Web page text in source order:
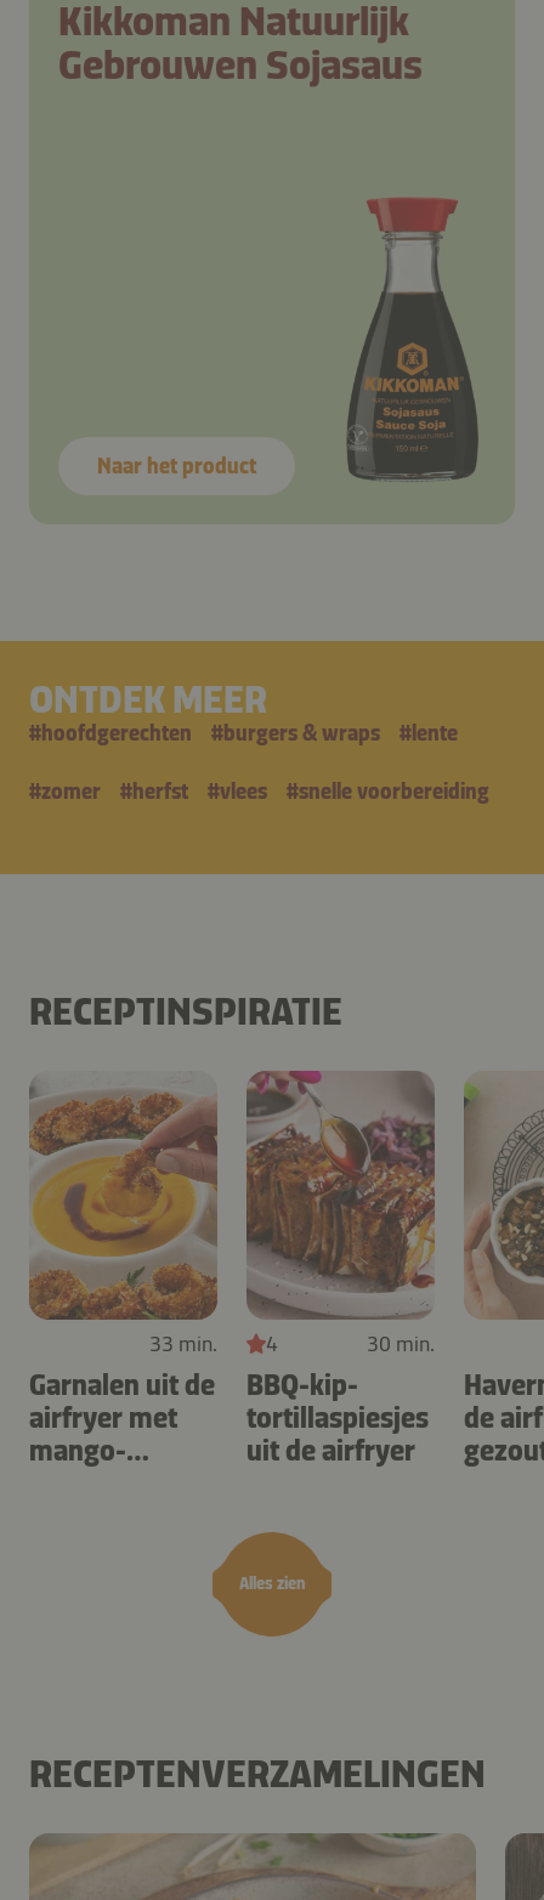
Kikkoman Natuurlijk
Gebrouwen Sojasaus
Naar het product
ONTDEK MEER
#hoofdgerechten #burgers & wraps #lente
#zomer #herfst #vlees #snelle voorbereiding
RECEPTINSPIRATIE
Alles zien
33 min.
Garnalen uit de
airfryer met
mango-
4 30 min.
BBQ-kip-
tortillaspiesjes
uit de airfryer
de
RECEPTENVERZAMELINGEN